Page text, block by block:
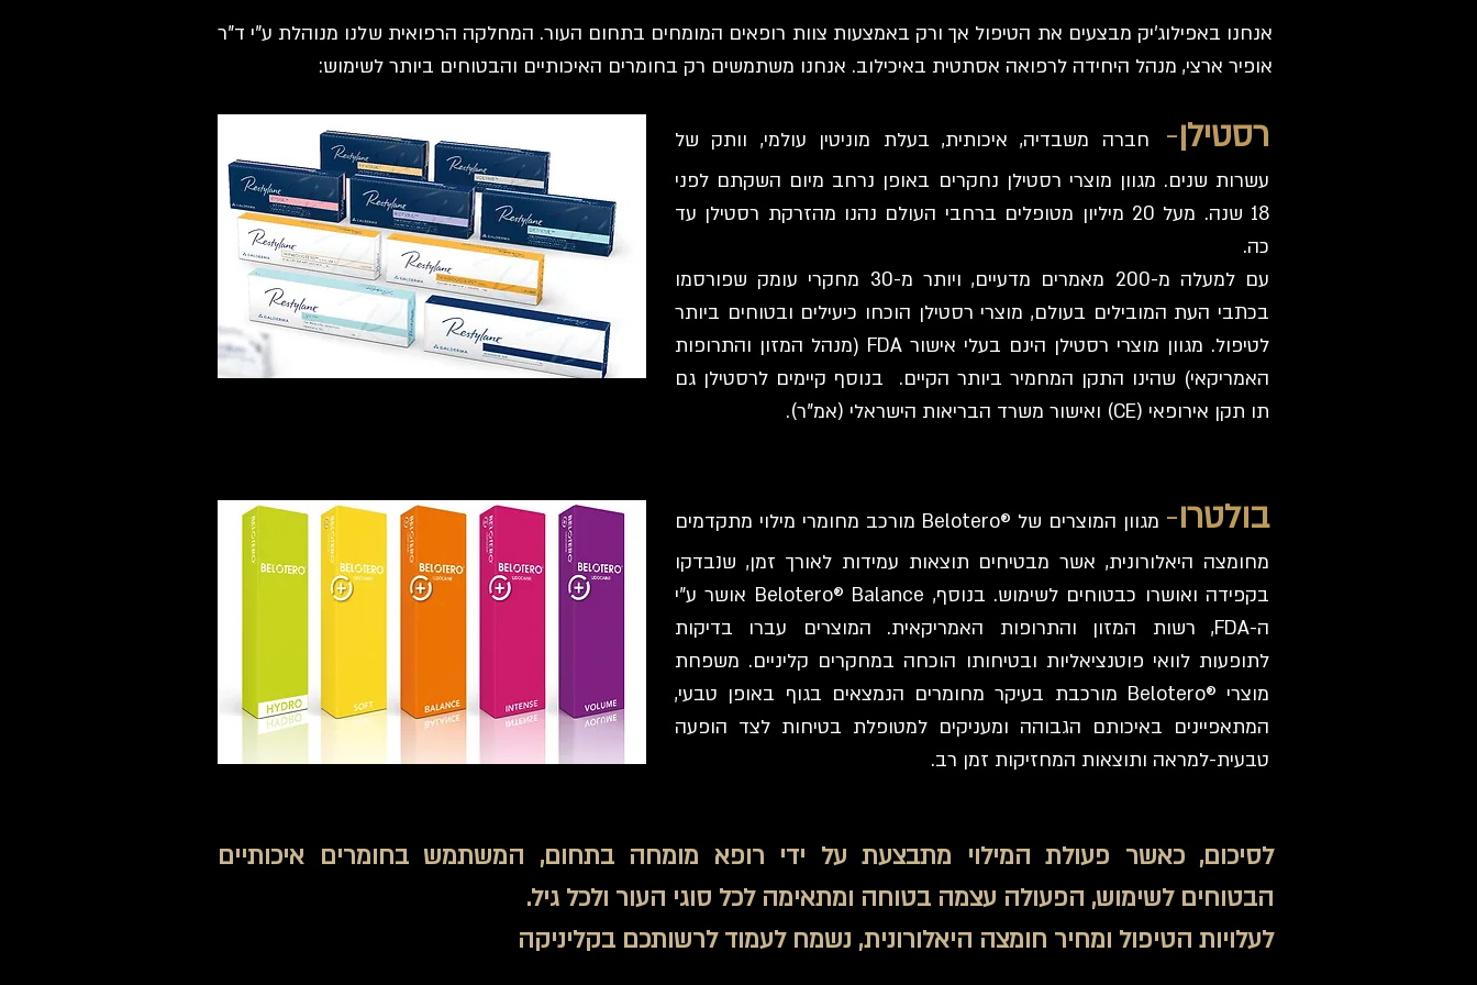
אנחנו באפילוג'יק מבצעים את הטיפול אך ורק באמצעות צוות רופאים המומחים בתחום העור. המחלקה הרפואית שלנו מנוהלת ע"י ד"ר
אופיר ארצי, מנהל היחידה לרפואה אסתטית באיכילוב. אנחנו משתמשים רק בחומרים האיכותיים והבטוחים ביותר לשימוש:
רסטילן-
חברה משבדיה, איכותית, בעלת מוניטין עולמי, וותק של
עשרות שנים. מגוון מוצרי רסטילן נחקרים באופן נרחב מיום השקתם לפני
18 שנה. מעל 20 מיליון מטופלים ברחבי העולם נהנו מהזרקת רסטילן עד
כה.
עם למעלה מ-200 מאמרים מדעיים, ויותר מ-30 מחקרי עומק שפורסמו
בכתבי העת המובילים בעולם, מוצרי רסטילן הוכחו כיעילים ובטוחים ביותר
לטיפול. מגוון מוצרי רסטילן הינם בעלי אישור FDA (מנהל המזון והתרופות
האמריקאי) שהינו התקן המחמיר ביותר הקיים. בנוסף קיימים לרסטילן גם
תו תקן אירופאי (CE) ואישור משרד הבריאות הישראלי (אמ"ר).
בולטרו-
מגוון המוצרים של ®Belotero מורכב מחומרי מילוי מתקדמים
מחומצה היאלורונית, אשר מבטיחים תוצאות עמידות לאורך זמן, שנבדקו
בקפידה ואושרו כבטוחים לשימוש. בנוסף, Belotero® Balance אושר ע"י
ה-FDA, רשות המזון והתרופות האמריקאית. המוצרים עברו בדיקות
לתופעות לוואי פוטנציאליות ובטיחותו הוכחה במחקרים קליניים. משפחת
מוצרי ®Belotero מורכבת בעיקר מחומרים הנמצאים בגוף באופן טבעי,
המתאפיינים באיכותם הגבוהה ומעניקים למטופלת בטיחות לצד הופעה
טבעית-למראה ותוצאות המחזיקות זמן רב.
לסיכום, כאשר פעולת המילוי מתבצעת על ידי רופא מומחה בתחום, המשתמש בחומרים איכותיים
הבטוחים לשימוש, הפעולה עצמה בטוחה ומתאימה לכל סוגי העור ולכל גיל.
לעלויות הטיפול ומחיר חומצה היאלורונית, נשמח לעמוד לרשותכם בקליניקה